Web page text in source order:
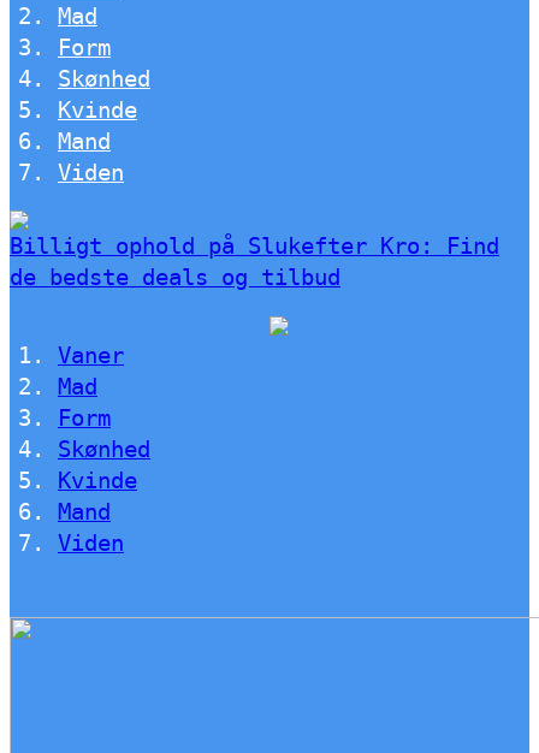
Mad
Form
Skønhed
Kvinde
Mand
Viden
Billigt ophold på Slukefter Kro: Find
de bedste deals og tilbud
Vaner
Mad
Form
Skønhed
Kvinde
Mand
Viden